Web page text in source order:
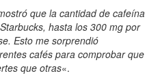
que la cantidad de cafeína
hasta los 300 mg por
Esto me sorprendió
cafés para comprobar que
que otras«.